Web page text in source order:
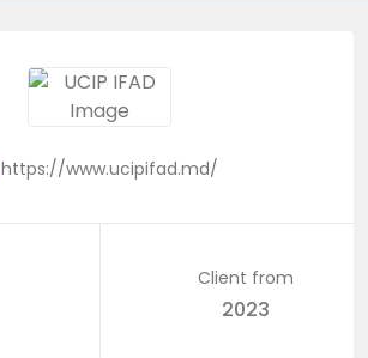
https://www.ucipifad.md/
Client from
2023